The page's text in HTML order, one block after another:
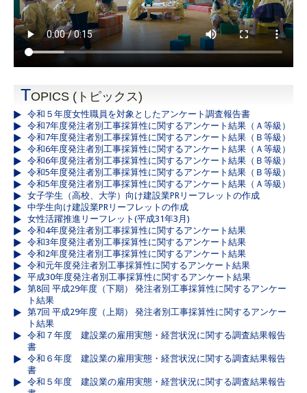
TOPICS (トピックス)
令和５年度女性職員を対象としたアンケート調査報告書
令和7年度発注者別工事採算性に関するアンケート結果（Ａ等級）
令和7年度発注者別工事採算性に関するアンケート結果（Ｂ等級）
令和6年度発注者別工事採算性に関するアンケート結果（Ａ等級）
令和6年度発注者別工事採算性に関するアンケート結果（Ｂ等級）
令和5年度発注者別工事採算性に関するアンケート結果（Ｂ等級）
令和5年度発注者別工事採算性に関するアンケート結果（Ａ等級）
女子学生（高校、大学）向け建設業PRリーフレットの作成
中学生向け建設業PRリーフレットの作成
女性活躍推進リーフレット(平成31年3月)
令和4年度発注者別工事採算性に関するアンケート結果
令和3年度発注者別工事採算性に関するアンケート結果
令和2年度発注者別工事採算性に関するアンケート結果
令和元年度発注者別工事採算性に関するアンケート結果
平成30年度発注者別工事採算性に関するアンケート結果
第8回 平成29年度（下期） 発注者別工事採算性に関するアンケー
ト結果
第7回 平成29年度（上期） 発注者別工事採算性に関するアンケー
ト結果
令和７年度 建設業の雇用実態・経営状況に関する調査結果報告
書
令和６年度 建設業の雇用実態・経営状況に関する調査結果報告
書
令和５年度 建設業の雇用実態・経営状況に関する調査結果報告